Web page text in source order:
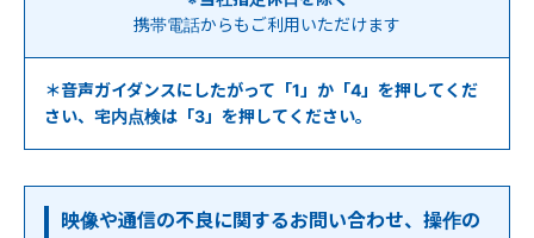
携帯電話からもご利用いただけます
＊音声ガイダンスにしたがって「1」か「4」を押してくだ
さい、宅内点検は「3」を押してください。
映像や通信の不良に関するお問い合わせ、操作の